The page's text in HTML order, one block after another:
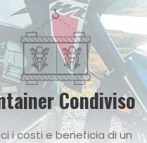
Condiviso
i costi e beneficia di un